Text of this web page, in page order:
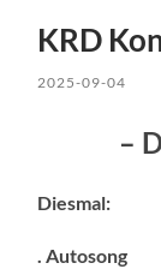
KRD
2025-09-04
–
Diesmal:
. Autosong